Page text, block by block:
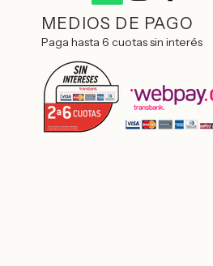
MEDIOS DE PAGO
Paga hasta 6 cuotas sin interés